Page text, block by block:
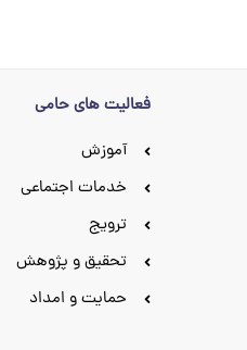
فعالیت های حامی
آموزش
خدمات اجتماعی
ترویج
تحقیق و پژوهش
حمایت و امداد